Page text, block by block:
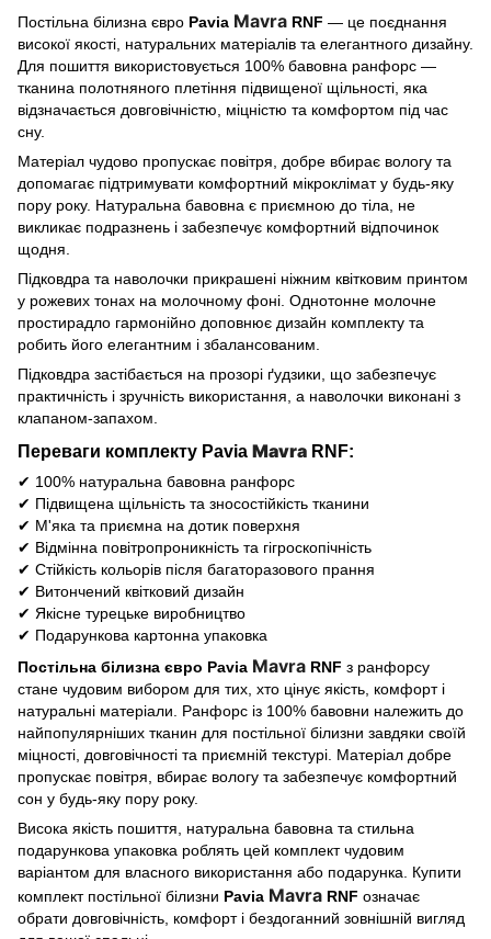
Постільна білизна євро Pavia Mavra RNF — це поєднання
високої якості, натуральних матеріалів та елегантного дизайну.
Для пошиття використовується 100% бавовна ранфорс —
тканина полотняного плетіння підвищеної щільності, яка
відзначається довговічністю, міцністю та комфортом під час
сну.
Матеріал чудово пропускає повітря, добре вбирає вологу та
допомагає підтримувати комфортний мікроклімат у будь-яку
пору року. Натуральна бавовна є приємною до тіла, не
викликає подразнень і забезпечує комфортний відпочинок
щодня.
Підковдра та наволочки прикрашені ніжним квітковим принтом
у рожевих тонах на молочному фоні. Однотонне молочне
простирадло гармонійно доповнює дизайн комплекту та
робить його елегантним і збалансованим.
Підковдра застібається на прозорі ґудзики, що забезпечує
практичність і зручність використання, а наволочки виконані з
клапаном-запахом.
Переваги комплекту Pavia Mavra RNF:
✔ 100% натуральна бавовна ранфорс
✔ Підвищена щільність та зносостійкість тканини
✔ М'яка та приємна на дотик поверхня
✔ Відмінна повітропроникність та гігроскопічність
✔ Стійкість кольорів після багаторазового прання
✔ Витончений квітковий дизайн
✔ Якісне турецьке виробництво
✔ Подарункова картонна упаковка
Постільна білизна євро Pavia Mavra RNF з ранфорсу
стане чудовим вибором для тих, хто цінує якість, комфорт і
натуральні матеріали. Ранфорс із 100% бавовни належить до
найпопулярніших тканин для постільної білизни завдяки своїй
міцності, довговічності та приємній текстурі. Матеріал добре
пропускає повітря, вбирає вологу та забезпечує комфортний
сон у будь-яку пору року.
Висока якість пошиття, натуральна бавовна та стильна
подарункова упаковка роблять цей комплект чудовим
варіантом для власного використання або подарунка. Купити
комплект постільної білизни Pavia Mavra RNF означає
обрати довговічність, комфорт і бездоганний зовнішній вигляд